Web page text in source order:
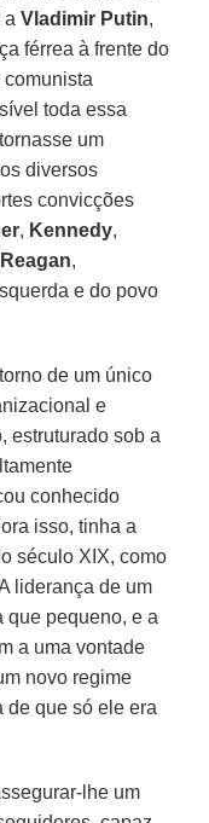
aVladimir Putin,
férrea à frente do
toda essa
um
diversos
convicções
, Kennedy,
Reagan,
e do povo
de um único
e
estruturado sob a
conhecido
isso, tinha a
século XIX, como
liderança de um
que pequeno, e a
a uma vontade
novo regime
de que só ele era
lhe um